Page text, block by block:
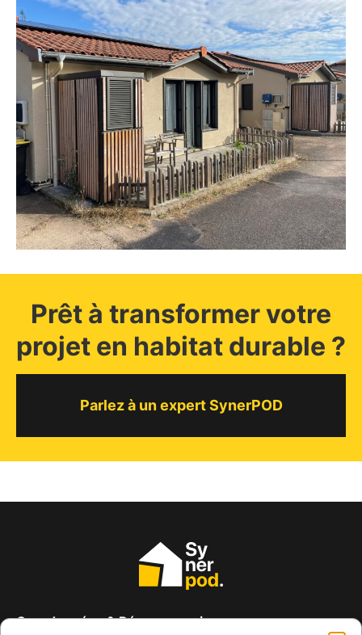
Prêt à transformer votre
projet en habitat durable ?
Parlez à un expert SynerPOD
Coordonnées & Réseaux sociaux